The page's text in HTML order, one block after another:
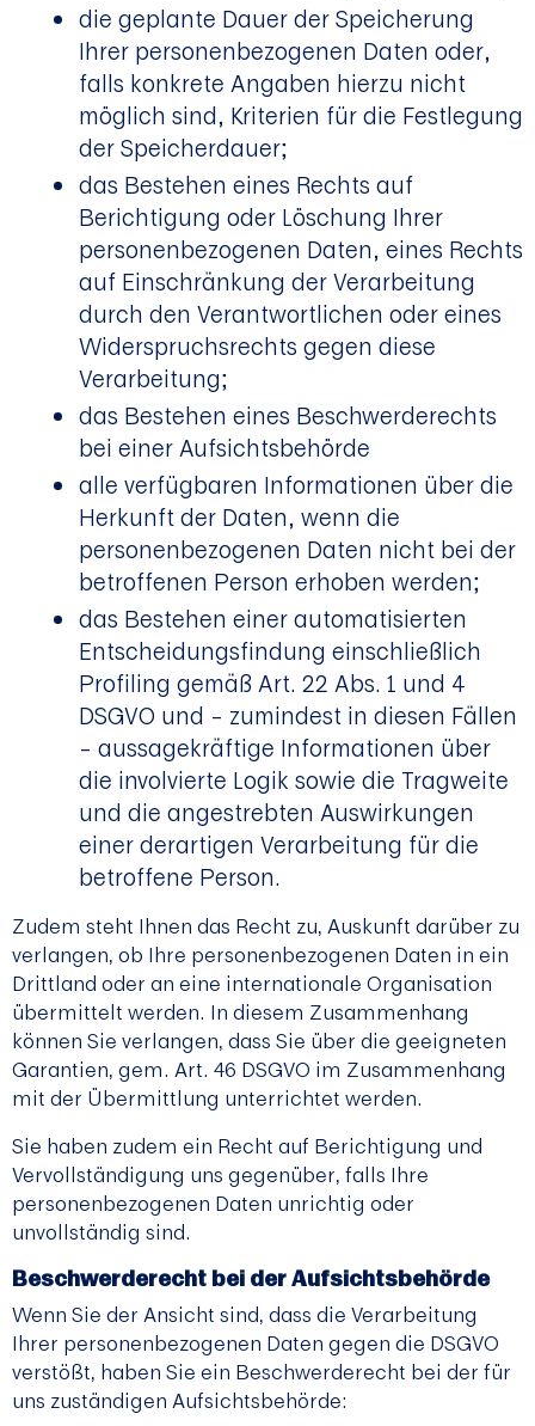
die geplante Dauer der Speicherung
Ihrer personenbezogenen Daten oder,
falls konkrete Angaben hierzu nicht
möglich sind, Kriterien für die Festlegung
der Speicherdauer;
das Bestehen eines Rechts auf
Berichtigung oder Löschung Ihrer
personenbezogenen Daten, eines Rechts
auf Einschränkung der Verarbeitung
durch den Verantwortlichen oder eines
Widerspruchsrechts gegen diese
Verarbeitung;
das Bestehen eines Beschwerderechts
bei einer Aufsichtsbehörde
alle verfügbaren Informationen über die
Herkunft der Daten, wenn die
personenbezogenen Daten nicht bei der
betroffenen Person erhoben werden;
das Bestehen einer automatisierten
Entscheidungsfindung einschließlich
Profiling gemäß Art. 22 Abs. 1 und 4
DSGVO und – zumindest in diesen Fällen
– aussagekräftige Informationen über
die involvierte Logik sowie die Tragweite
und die angestrebten Auswirkungen
einer derartigen Verarbeitung für die
betroffene Person.
Zudem steht Ihnen das Recht zu, Auskunft darüber zu
verlangen, ob Ihre personenbezogenen Daten in ein
Drittland oder an eine internationale Organisation
übermittelt werden. In diesem Zusammenhang
können Sie verlangen, dass Sie über die geeigneten
Garantien, gem. Art. 46 DSGVO im Zusammenhang
mit der Übermittlung unterrichtet werden.
Sie haben zudem ein Recht auf Berichtigung und
Vervollständigung uns gegenüber, falls Ihre
personenbezogenen Daten unrichtig oder
unvollständig sind.
Beschwerderecht bei der Aufsichtsbehörde
Wenn Sie der Ansicht sind, dass die Verarbeitung
Ihrer personenbezogenen Daten gegen die DSGVO
verstößt, haben Sie ein Beschwerderecht bei der für
uns zuständigen Aufsichtsbehörde: